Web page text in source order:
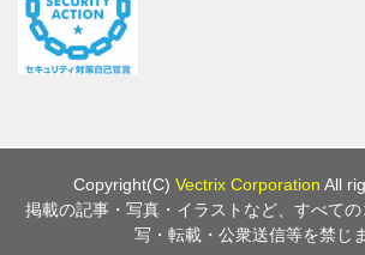
Copyright(C) Vectrix Corporation All
掲載の記事・写真・イラストなど、すべて
写・転載・公衆送信等を禁じま